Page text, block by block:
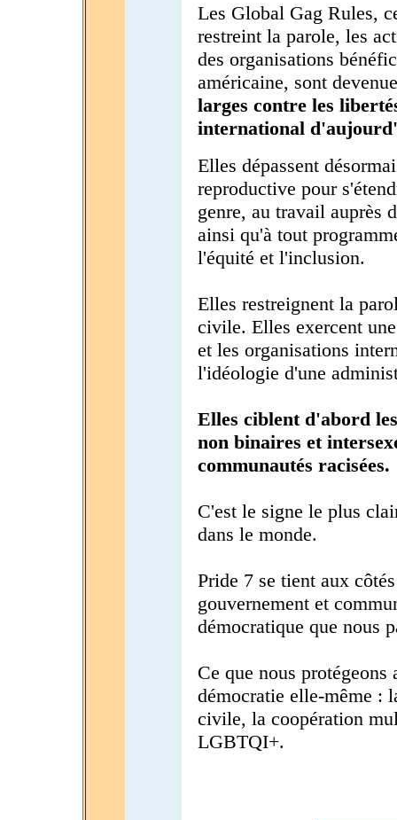
Les Global Gag Rules,
restreint la parole, les
des organisations
américaine, sont
larges contre les
international
Elles dépassent
reproductive pour
genre, au travail auprès
ainsi qu'à tout
l'équité et l'inclusion.
Elles restreignent la
civile. Elles exercent
et les organisations
l'idéologie d'une
Elles ciblent d'abord
non binaires et
communautés racisées.
C'est le signe le plus
dans le monde.
Pride 7 se tient aux
gouvernement et
démocratique que nous
Ce que nous
démocratie elle-même :
civile, la coopération
LGBTQI+.